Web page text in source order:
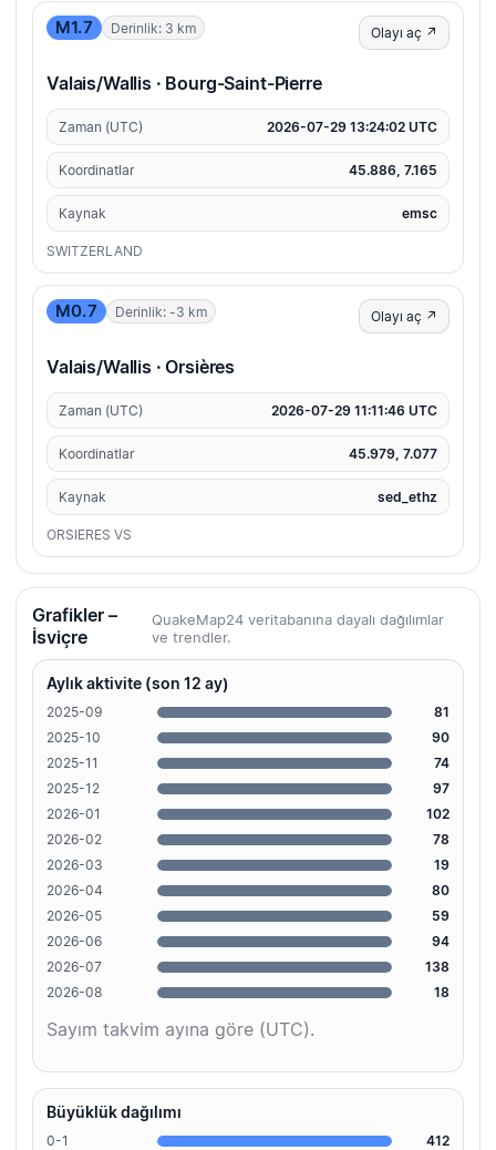
M1.7 Derinlik: 3 km Olayı aç ↗
Valais/Wallis · Bourg-Saint-Pierre
Zaman (UTC) 2026-07-29 13:24:02 UTC
Koordinatlar 45.886, 7.165
Kaynak emsc
SWITZERLAND
M0.7 Derinlik: -3 km Olayı aç ↗
Valais/Wallis · Orsières
Zaman (UTC) 2026-07-29 11:11:46 UTC
Koordinatlar 45.979, 7.077
Kaynak sed_ethz
ORSIERES VS
Grafikler –
İsviçre
QuakeMap24 veritabanına dayalı dağılımlar
ve trendler.
Aylık aktivite (son 12 ay)
2025-09
81
2025-10
90
2025-11
74
2025-12
97
2026-01
102
2026-02
78
2026-03
19
2026-04
80
2026-05
59
2026-06
94
2026-07
138
2026-08
18
Sayım takvim ayına göre (UTC).
Büyüklük dağılımı
0-1
412